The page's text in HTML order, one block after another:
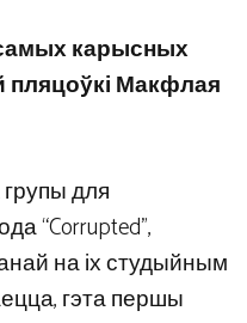
карысных
Макфлая
для
“Corrupted”,
на іх студыйным
гэта першы